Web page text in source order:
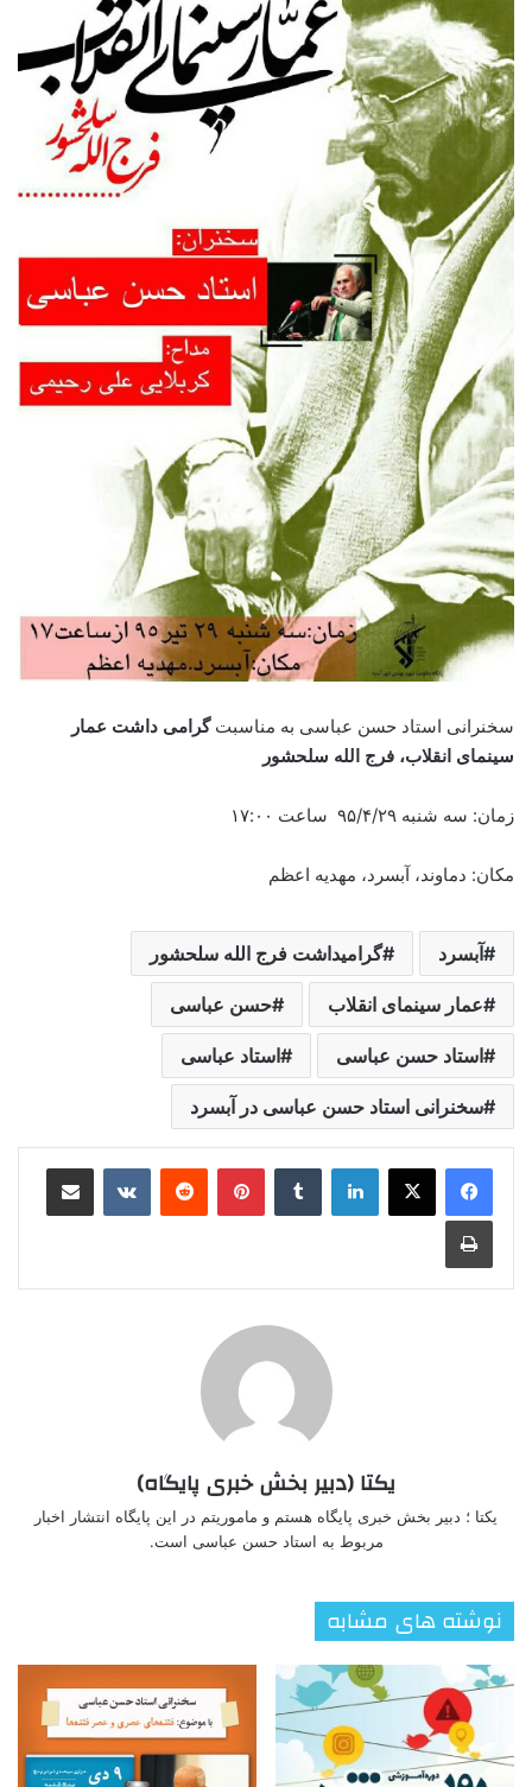
سخنرانی استاد حسن عباسی به مناسبتگرامی داشت عمار
سینمای انقلاب، فرج الله سلحشور
زمان: سه شنبه ۹۵/۴/۲۹ ساعت ۱۷:۰۰
مکان: دماوند، آبسرد، مهدیه اعظم
آبسرد گرامیداشت فرج الله سلحشور
عمار سینمای انقلاب حسن عباسی
استاد حسن عباسی استاد عباسی
سخنرانی استاد حسن عباسی در آبسرد
لینکدین ‫تامبلر ‫پین‌ترست‫رددیت ‫VKontakteاشتراک گذاری از طریق ایمیل
چاپ
یکتا (دبیر بخش خبری پایگاه)
یکتا ؛ دبیر بخش خبری پایگاه هستم و ماموریتم در این پایگاه انتشار اخبار
مربوط به استاد حسن عباسی است.
نوشته های مشابه